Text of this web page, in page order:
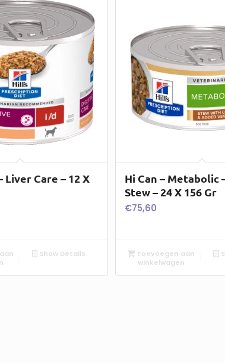
Liver Care – 12 X
Show Details
Hi Can – Metabolic
Stew – 24 X 156 Gr
€75,60
Toevoegen aan
winkelwagen